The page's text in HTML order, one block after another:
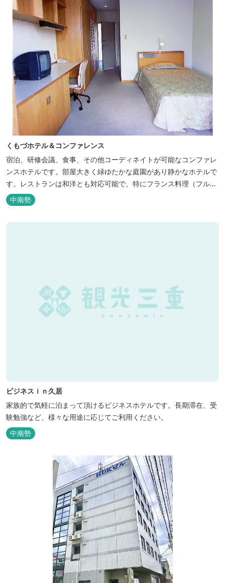
くもづホテル＆コンファレンス
宿泊、研修会議、食事、その他コーディネイトが可能なコンファレ
ンスホテルです。部屋大きく緑ゆたかな庭園があり静かなホテルで
す。レストランは和洋とも対応可能で、特にフランス料理（フルコ
ース）が人気あり是非ご賞味ください。
中南勢
ビジネスｉｎ久居
家族的で気軽に泊まって頂けるビジネスホテルです。長期滞在、受
験勉強など、様々な用途に応じてご利用ください。
中南勢